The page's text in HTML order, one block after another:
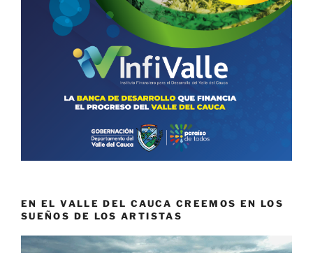
EN EL VALLE DEL CAUCA CREEMOS EN LOS
SUEÑOS DE LOS ARTISTAS
Reproductor